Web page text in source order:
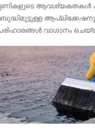
ആവശ്യകതകൾ
വാഗ്ദാനം